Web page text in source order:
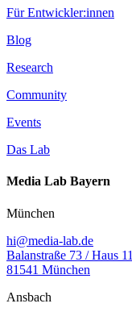
Für Entwickler:innen
Blog
Research
Community
Events
Das Lab
Media Lab Bayern
München
hi@media-lab.de
Balanstraße 73 / Haus 11
81541 München
Ansbach